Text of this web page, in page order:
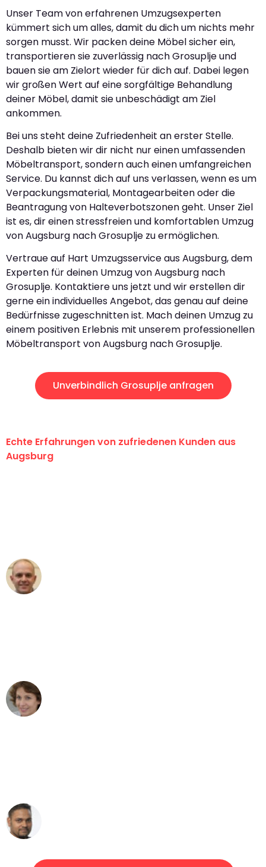
Unser Team von erfahrenen Umzugsexperten
kümmert sich um alles, damit du dich um nichts mehr
sorgen musst. Wir packen deine Möbel sicher ein,
transportieren sie zuverlässig nach Grosuplje und
bauen sie am Zielort wieder für dich auf. Dabei legen
wir großen Wert auf eine sorgfältige Behandlung
deiner Möbel, damit sie unbeschädigt am Ziel
ankommen.
Bei uns steht deine Zufriedenheit an erster Stelle.
Deshalb bieten wir dir nicht nur einen umfassenden
Möbeltransport, sondern auch einen umfangreichen
Service. Du kannst dich auf uns verlassen, wenn es um
Verpackungsmaterial, Montagearbeiten oder die
Beantragung von Halteverbotszonen geht. Unser Ziel
ist es, dir einen stressfreien und komfortablen Umzug
von Augsburg nach Grosuplje zu ermöglichen.
Vertraue auf Hart Umzugsservice aus Augsburg, dem
Experten für deinen Umzug von Augsburg nach
Grosuplje. Kontaktiere uns jetzt und wir erstellen dir
gerne ein individuelles Angebot, das genau auf deine
Bedürfnisse zugeschnitten ist. Mach deinen Umzug zu
einem positiven Erlebnis mit unserem professionellen
Möbeltransport von Augsburg nach Grosuplje.
Unverbindlich Grosuplje anfragen
Echte Erfahrungen von zufriedenen Kunden aus
Augsburg